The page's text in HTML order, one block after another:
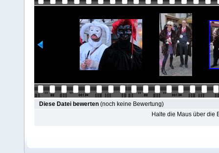
Diese Datei bewerten (noch keine Bewertung)
Halte die Maus über die